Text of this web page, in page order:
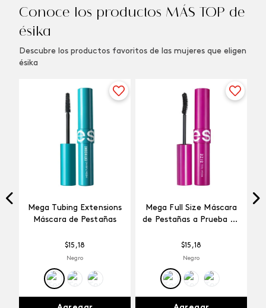
Conoce los productos MÁS TOP de
ésika
Descubre los productos favoritos de las mujeres que eligen
ésika
Mega Tubing Extensions
Máscara de Pestañas
$15 ,18
Negro
Mega Full Size Máscara
de Pestañas a Prueba de
$15 ,18
Negro